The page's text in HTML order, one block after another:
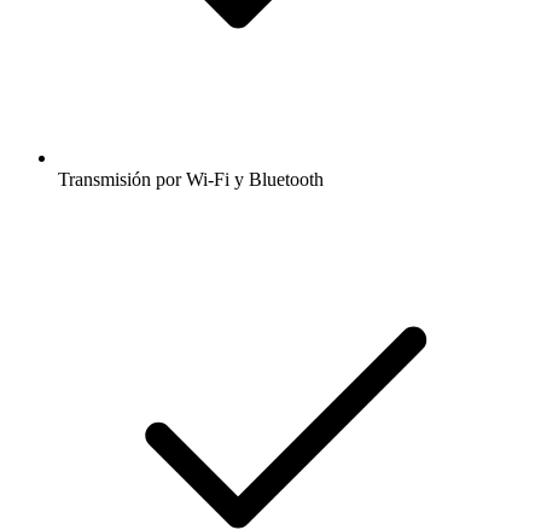
Transmisión por Wi-Fi y Bluetooth